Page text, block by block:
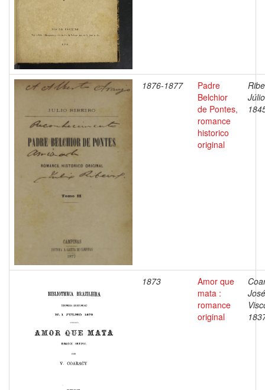
1876-1877
Padre
Belchior
de Pontes,
romance
historico
original
1873
Amor que
mata :
romance
original